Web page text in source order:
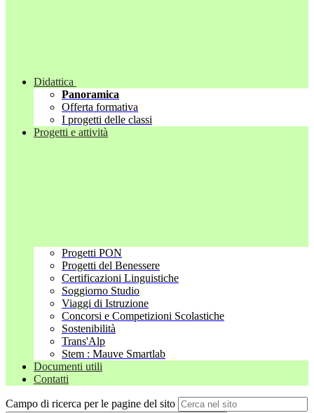
Didattica
Panoramica
Offerta formativa
I progetti delle classi
Progetti e attività
Progetti PON
Progetti del Benessere
Certificazioni Linguistiche
Soggiorno Studio
Viaggi di Istruzione
Concorsi e Competizioni Scolastiche
Sostenibilità
Trans'Alp
Stem : Mauve Smartlab
Documenti utili
Contatti
Campo di ricerca per le pagine del sito